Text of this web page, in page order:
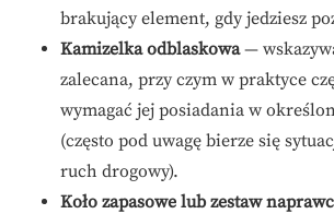
brakujący element, gdy jedziesz
Kamizelka odblaskowa—
zalecana, przy czym w praktyce
wymagać jej posiadania w
(często pod uwagę bierze się
ruch drogowy).
Koło zapasowe lub zestaw